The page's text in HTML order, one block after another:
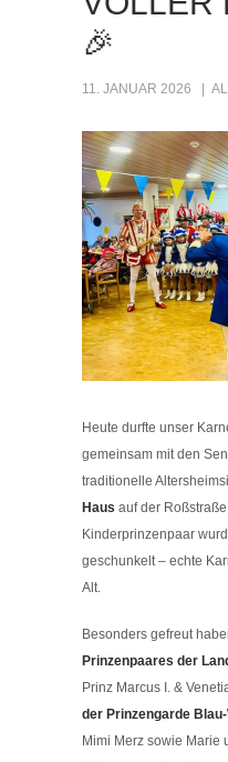
🎉
11. JANUAR 2026
Heute durfte unser
gemeinsam mit den
traditionelle
Haus auf der
Kinderprinzenpaar
geschunkelt – echte
Alt.
Besonders gefreut
Prinzenpaares der
Prinz Marcus I. &
der Prinzengarde
Mimi Merz sowie Marie